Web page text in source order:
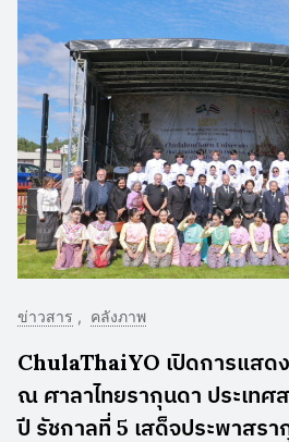
ข่าวสาร คลังภาพ
ChulaThaiYO เปิดการแสด
ณ ศาลาไทยรากุนดา ประเทศ
ปี รัชกาลที่ 5 เสด็จประพาสรา